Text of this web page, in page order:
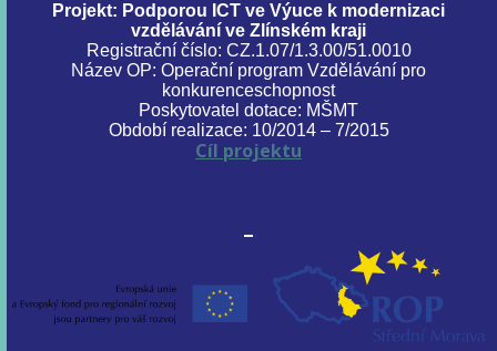
Projekt: Podporou ICT ve Výuce k modernizaci
vzdělávání ve Zlínském kraji
Registrační číslo: CZ.1.07/1.3.00/51.0010
Název OP: Operační program Vzdělávání pro
konkurenceschopnost
Poskytovatel dotace: MŠMT
Období realizace: 10/2014 – 7/2015
Cíl projektu